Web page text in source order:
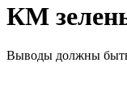
КМ
Выводы должны